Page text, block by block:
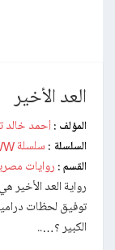
العد الأخير
المؤلف : أحمد خالد
السلسلة : سلسلة WWW
القسم : روايات
توفيق لحظات
الكبیر ؟…..